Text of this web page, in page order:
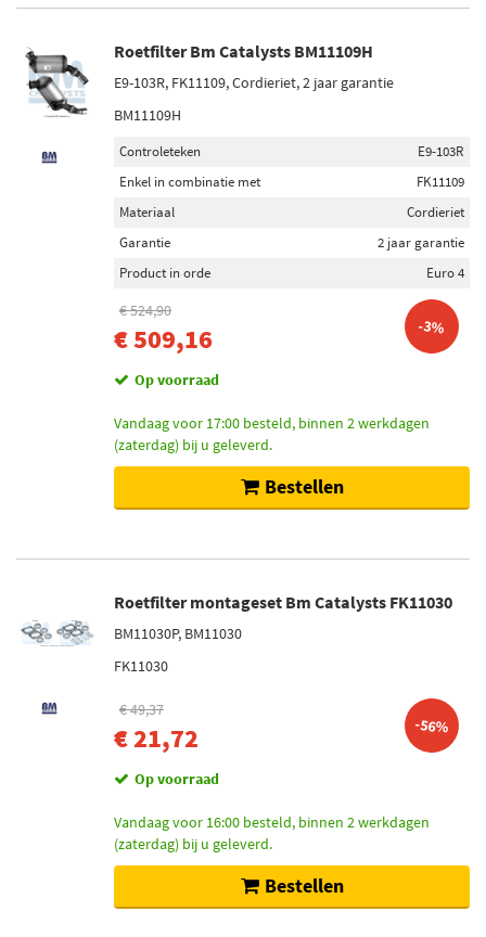
Roetfilter Bm Catalysts BM11109H
E9-103R, FK11109, Cordieriet, 2 jaar garantie
BM11109H
Controleteken
E9-103R
Enkel in combinatie met
FK11109
Materiaal
Cordieriet
Garantie
2 jaar garantie
Product in orde
Euro 4
€ 524,90
€ 509,16 -3%
Op voorraad
Vandaag voor 17:00 besteld, binnen 2 werkdagen
(zaterdag) bij u geleverd.
Bestellen
Roetfilter montageset Bm Catalysts FK11030
BM11030P, BM11030
FK11030
€ 49,37
€ 21,72 -56%
Op voorraad
Vandaag voor 16:00 besteld, binnen 2 werkdagen
(zaterdag) bij u geleverd.
Bestellen